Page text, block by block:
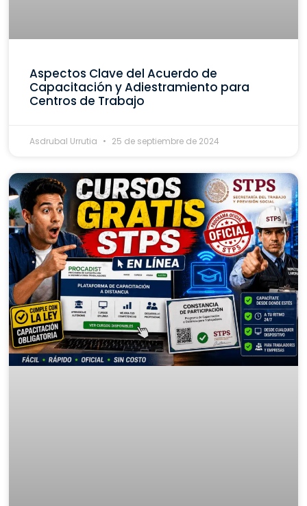
Aspectos Clave del Acuerdo de
Capacitación y Adiestramiento para
Centros de Trabajo
Asdrubal Urrutia 25 de septiembre de 2024